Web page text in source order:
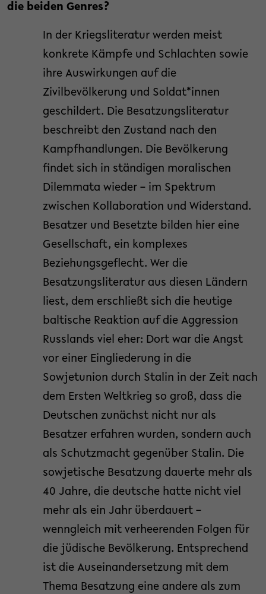
die beiden Genres?
In der Kriegsliteratur werden meist
konkrete Kämpfe und Schlachten sowie
ihre Auswirkungen auf die
Zivilbevölkerung und Soldat*innen
geschildert. Die Besatzungsliteratur
beschreibt den Zustand nach den
Kampfhandlungen. Die Bevölkerung
findet sich in ständigen moralischen
Dilemmata wieder – im Spektrum
zwischen Kollaboration und Widerstand.
Besatzer und Besetzte bilden hier eine
Gesellschaft, ein komplexes
Beziehungsgeflecht. Wer die
Besatzungsliteratur aus diesen Ländern
liest, dem erschließt sich die heutige
baltische Reaktion auf die Aggression
Russlands viel eher: Dort war die Angst
vor einer Eingliederung in die
Sowjetunion durch Stalin in der Zeit nach
dem Ersten Weltkrieg so groß, dass die
Deutschen zunächst nicht nur als
Besatzer erfahren wurden, sondern auch
als Schutzmacht gegenüber Stalin. Die
sowjetische Besatzung dauerte mehr als
40 Jahre, die deutsche hatte nicht viel
mehr als ein Jahr überdauert –
wenngleich mit verheerenden Folgen für
die jüdische Bevölkerung. Entsprechend
ist die Auseinandersetzung mit dem
Thema Besatzung eine andere als zum